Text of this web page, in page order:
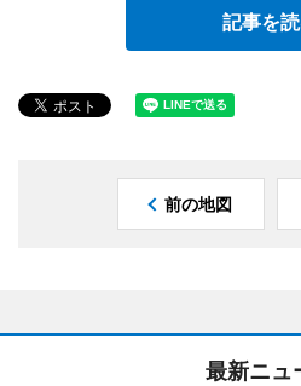
記事を
前の地図
最新ニュ